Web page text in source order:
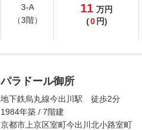
3-A
（3階）
11 万円
(0 円)
パラドール御所
地下鉄烏丸線今出川駅 徒歩2分
1984年築 / 7階建
京都市上京区室町今出川北小路室町